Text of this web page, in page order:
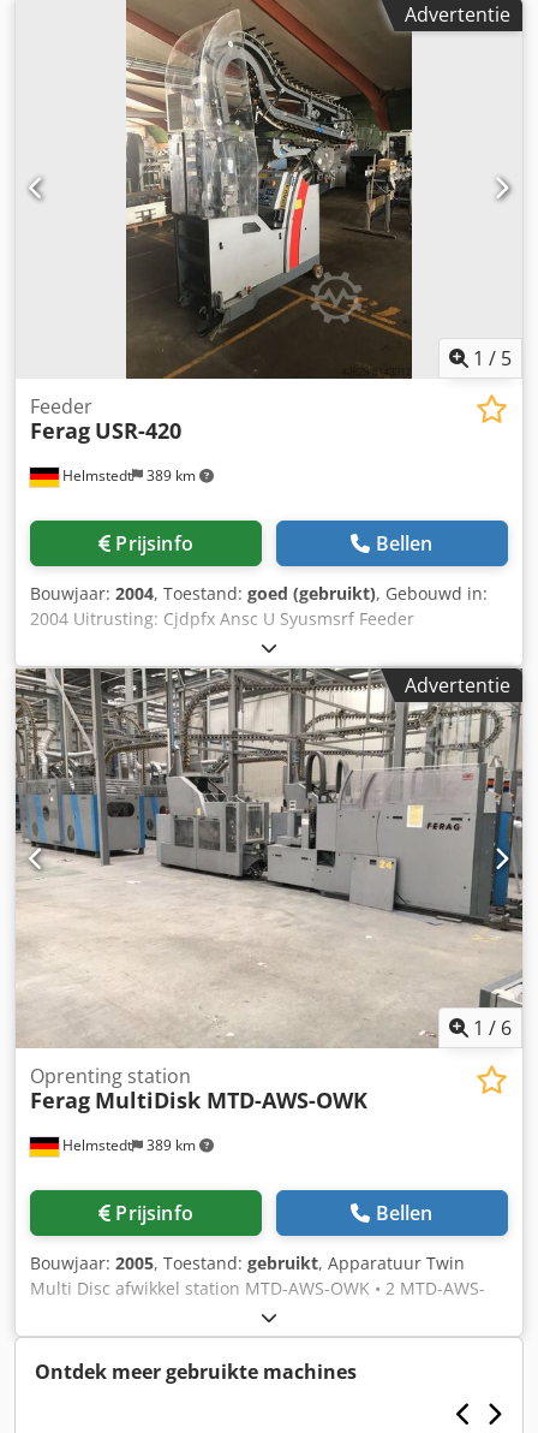
Advertentie
1 / 5
Helmstedt 389 km
Feeder
Ferag USR-420
Prijsinfo Bellen
Bouwjaar: 2004, Toestand: goed (gebruikt), Gebouwd in:
2004 Uitrusting: Cjdpfx Ansc U Syusmsrf Feeder
Advertentie
1 / 6
Helmstedt 389 km
Oprenting station
Ferag MultiDisk MTD-AWS-OWK
Prijsinfo Bellen
Bouwjaar: 2005, Toestand: gebruikt, Apparatuur Twin
Multi Disc afwikkel station MTD-AWS-OWK • 2 MTD-AWS-
OWK Combinatie ingaande station Crjdpfec Ihxrjx Anmsf •
1 MTD-ZSF-LI-MSD Stapel pacer LAT • 1 LAT-2:1
Ontdek meer gebruikte machines